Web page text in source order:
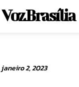
Voz Brasília
janeiro 2, 2023